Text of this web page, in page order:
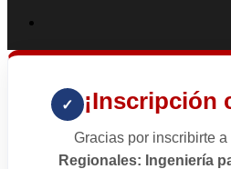
✓ ¡Inscripción
Gracias por inscribirte a
Regionales: Ingeniería